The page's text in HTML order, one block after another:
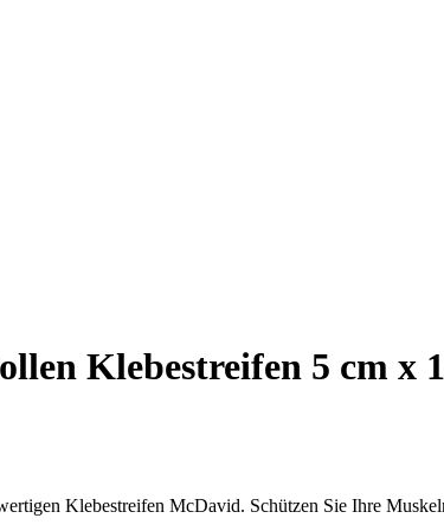
Klebestreifen 5 cm x
Klebestreifen McDavid. Schützen Sie Ihre